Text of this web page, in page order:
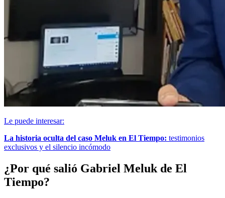
Le puede interesar:
La historia oculta del caso Meluk en El Tiempo: testimonios
exclusivos y el silencio incómodo
¿Por qué salió Gabriel Meluk de El
Tiempo?